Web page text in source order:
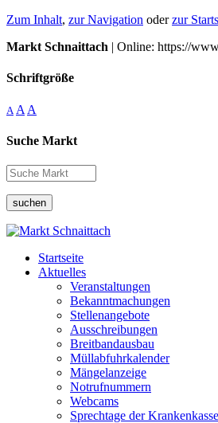
Zum Inhalt, zur Navigation oderzur
Markt Schnaittach | Online: https://
Schriftgröße
A A A
Suche Markt
suchen
Startseite
Aktuelles
Veranstaltungen
Bekanntmachungen
Stellenangebote
Ausschreibungen
Breitbandausbau
Müllabfuhrkalender
Mängelanzeige
Notrufnummern
Webcams
Sprechtage der